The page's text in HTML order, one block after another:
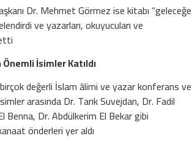
Dr. Mehmet Görmez ise kitabı “geleceğe
ve yazarları, okuyucuları ve
İsimler Katıldı
değerli İslam âlimi ve yazar konferans ve
arasında Dr. Tarık Suvejdan, Dr. Fadil
Benna, Dr. Abdülkerim El Bekar gibi
önderleri yer aldı.